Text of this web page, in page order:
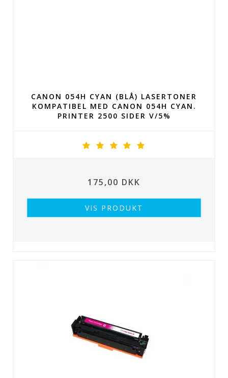
CANON 054H CYAN (BLÅ) LASERTONER
KOMPATIBEL MED CANON 054H CYAN.
PRINTER 2500 SIDER V/5%
175,00 DKK
VIS PRODUKT